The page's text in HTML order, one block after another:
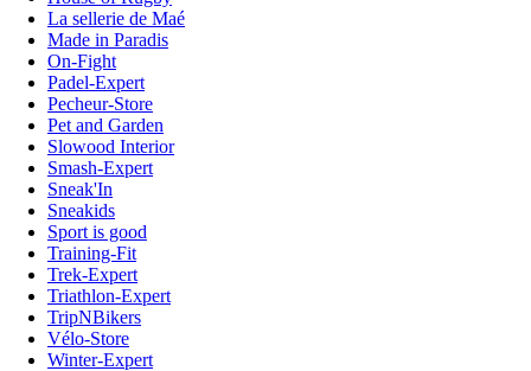
La sellerie de Maé
Made in Paradis
On-Fight
Padel-Expert
Pecheur-Store
Pet and Garden
Slowood Interior
Smash-Expert
Sneak'In
Sneakids
Sport is good
Training-Fit
Trek-Expert
Triathlon-Expert
TripNBikers
Vélo-Store
Winter-Expert